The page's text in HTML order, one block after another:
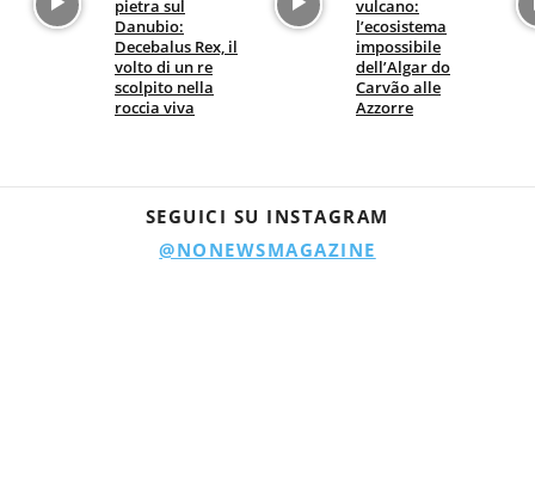
pietra sul
Danubio:
Decebalus Rex, il
volto di un re
scolpito nella
roccia viva
vulcano:
l’ecosistema
impossibile
dell’Algar do
Carvão alle
Azzorre
SEGUICI SU INSTAGRAM
@NONEWSMAGAZINE